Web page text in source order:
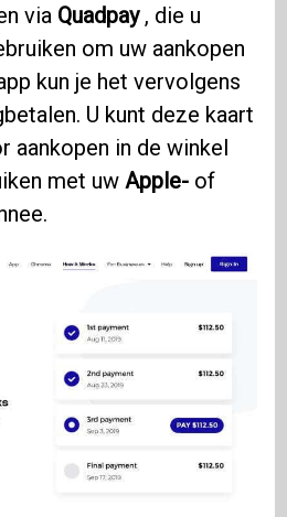
via Quadpay, die u
om uw aankopen
kun je het vervolgens
U kunt deze kaart
aankopen in de winkel
met uwApple- of